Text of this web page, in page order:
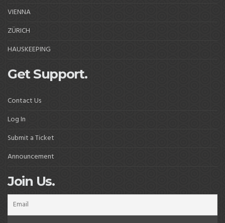
VIENNA
ZÜRICH
HAUSKEEPING
Get Support.
Contact Us
Log In
Submit a Ticket
Announcement
Join Us.